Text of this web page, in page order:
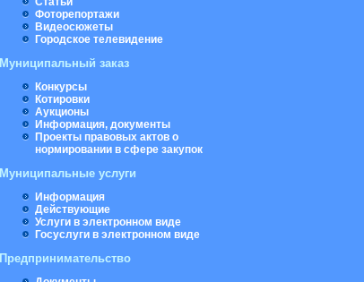
Фоторепортажи
Видеосюжеты
Городское телевидение
Муниципальный заказ
Конкурсы
Котировки
Аукционы
Информация, документы
Проекты правовых актов о
нормировании в сфере закупок
Муниципальные услуги
Информация
Действующие
Услуги в электронном виде
Госуслуги в электронном виде
Предпринимательство